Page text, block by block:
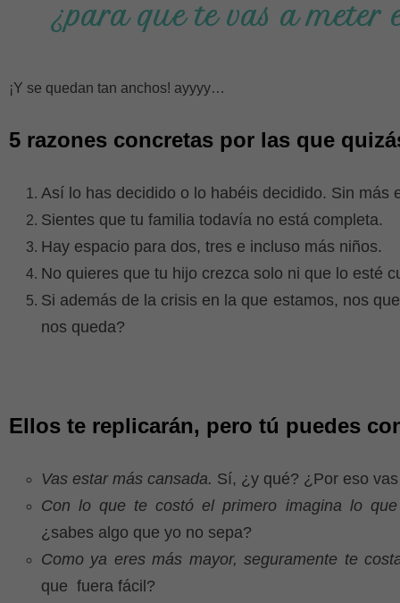
¿para que te vas a meter
¡Y se quedan tan anchos! ayyyy…
5 razones concretas por las que
Así lo has decidido o lo habéis decidido. Sin más
Sientes que tu familia todavía no está completa.
Hay espacio para dos, tres e incluso más niños.
No quieres que tu hijo crezca solo ni que lo esté
Si además de la crisis en la que estamos, nos
nos queda?
Ellos te replicarán, pero tú puedes
Vas estar más cansada. Sí, ¿y qué? ¿Por eso
Con lo que te costó el primero imagina lo
¿sabes algo que yo no sepa?
Como ya eres más mayor, seguramente te
que fuera fácil?